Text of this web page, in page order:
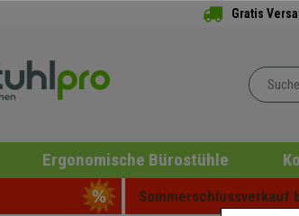
Gratis
Ergonomische Bürostühle
Sommerschlussverkauf